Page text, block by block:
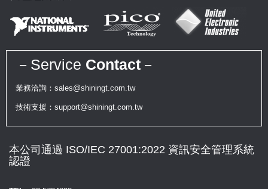
－Service Contact －
業務洽詢：sales@shiningt.com.tw
技術支援：support@shiningt.com.tw
本公司通過 ISO/IEC 27001:2022 資訊安全管理系統
認證